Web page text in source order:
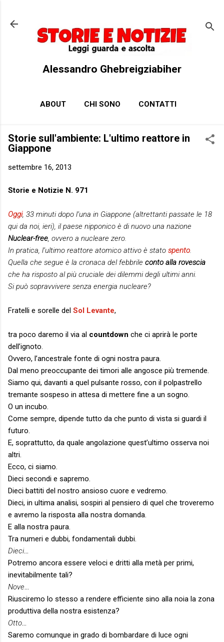
Alessandro Ghebreigziabiher
ABOUT CHI SONO CONTATTI
Storie sull'ambiente: L'ultimo reattore in
Giappone
settembre 16, 2013
Storie e Notizie N. 971
Oggi, 33 minuti dopo l’una in Giappone (altrettanti passate le 18
qui da noi, ieri), il paese nipponico è di nuovo una nazione
Nuclear-free, ovvero a nucleare zero.
In pratica, l’ultimo reattore atomico attivo è stato spento.
Quella che segue è la cronaca del febbrile conto alla rovescia
che ha risposto al più cruciale dei dilemmi degli ultimi anni.
Si può sopravvivere senza energia nucleare?
Fratelli e sorelle del Sol Levante,
tra poco daremo il via al countdown che ci aprirà le porte
dell’ignoto.
Ovvero, l’ancestrale fonte di ogni nostra paura.
Dal meno preoccupante dei timori alle angosce più tremende.
Siamo qui, davanti a quel pulsante rosso, con il polpastrello
tremante sospeso in attesa di mettere fine a un sogno.
O un incubo.
Come sempre, dipende tutto da che punto di vista si guardi il
futuro.
E, soprattutto, da quale angolazione quest’ultimo osserva noi
altri.
Ecco, ci siamo.
Dieci secondi e sapremo.
Dieci battiti del nostro ansioso cuore e vedremo.
Dieci, in ultima analisi, sospiri al pensiero di quel che troveremo
e avremo la risposta alla nostra domanda.
E alla nostra paura.
Tra numeri e dubbi, fondamentali dubbi.
Dieci…
Potremo ancora essere veloci e dritti alla metà per primi,
inevitabilmente tali?
Nove…
Riusciremo lo stesso a rendere efficiente sino alla noia la zona
produttiva della nostra esistenza?
Otto…
Saremo comunque in grado di bombardare di luce ogni